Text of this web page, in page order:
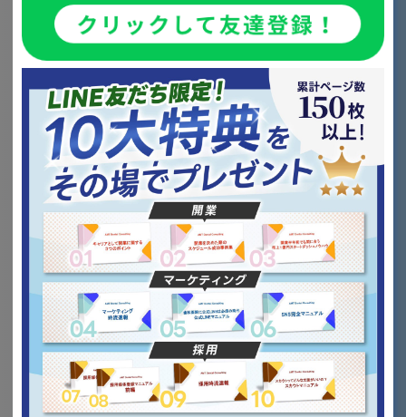
採用活動で必須のツール
採用段階でも、Z世代は情報収集が徹底しています。
採用専用HPは必須
InstagramやSNSアカウントも重要
院長やスタッフが発信している日常や理念
Z世代にとって、給与や待遇だけでなく、働きやすさや
成長環境、院長の考え方まで、しっかりと情報が届くこ
とが重要です。これからの歯科医院経営・採用におい
て、ぜひZ世代の特徴を踏まえた準備を進めていきまし
ょう。表記を踏まえ、組織を以下の様な形で構築してい
く事が大切かと思います。